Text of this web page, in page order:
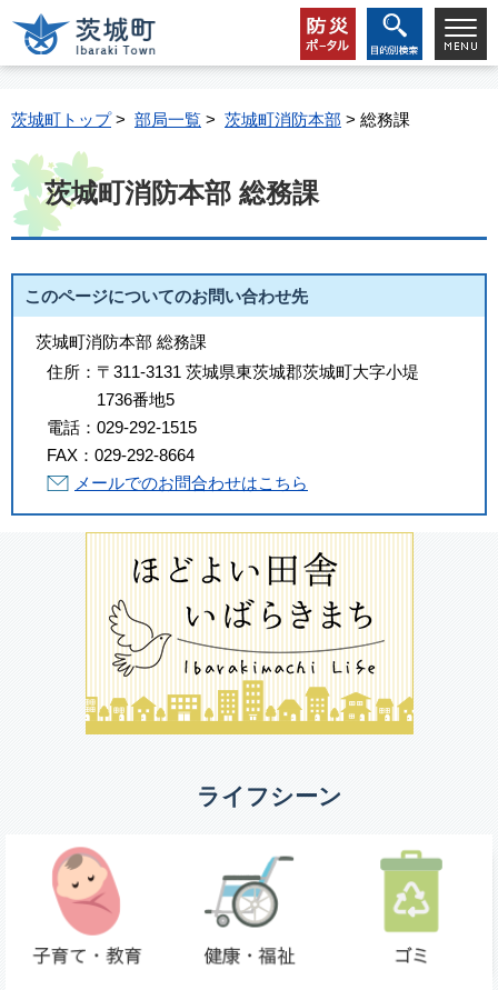
茨城町トップ> 部局一覧 > 茨城町消防本部 > 総務課
茨城町消防本部 総務課
このページについてのお問い合わせ先
茨城町消防本部 総務課
住所： 〒311-3131 茨城県東茨城郡茨城町大字小堤
1736番地5
電話： 029-292-1515
FAX： 029-292-8664
メールでのお問合わせはこちら
ライフシーン